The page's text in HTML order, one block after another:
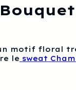
motif floral
le sweat